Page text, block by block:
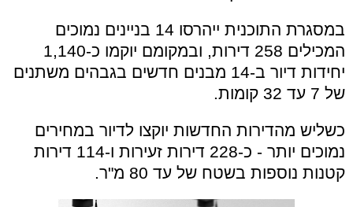
במסגרת התוכנית ייהרסו 14 בניינים נמוכים
המכילים 258 דירות, ובמקומם יוקמו כ-1,140
יחידות דיור ב-14 מבנים חדשים בגבהים משתנים
של 7 עד 32 קומות.
כשליש מהדירות החדשות יוקצו לדיור במחירים
נמוכים יותר - כ-228 דירות זעירות ו-114 דירות
קטנות נוספות בשטח של עד 80 מ"ר.